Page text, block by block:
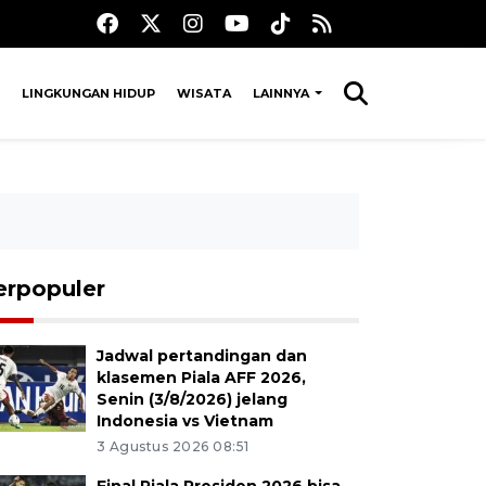
LINGKUNGAN HIDUP WISATA LAINNYA
Jadwal pertandingan dan
klasemen Piala AFF 2026,
Senin (3/8/2026) jelang
Indonesia vs Vietnam
3 Agustus 2026 08:51